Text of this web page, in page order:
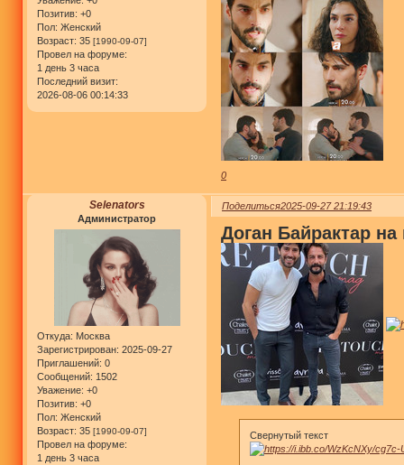
Позитив: +0
Пол: Женский
Возраст: 35 [1990-09-07]
Провел на форуме:
1 день 3 часа
Последний визит:
2026-08-06 00:14:33
0
Поделиться2025-09-27 21:19:43
Selenators
Администратор
Откуда: Москва
Зарегистрирован: 2025-09-27
Приглашений: 0
Сообщений: 1502
Уважение: +0
Позитив: +0
Пол: Женский
Возраст: 35 [1990-09-07]
Провел на форуме:
1 день 3 часа
Доган Байрактар
Свернутый текст